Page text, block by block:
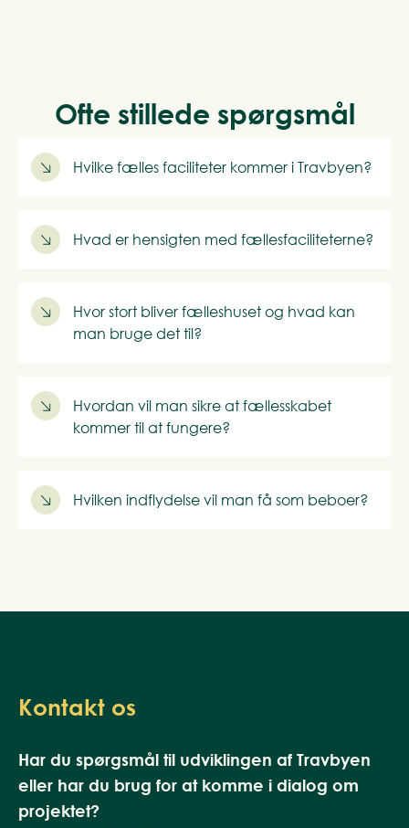
Ofte stillede spørgsmål
Hvilke fælles faciliteter kommer i Travbyen?
Hvad er hensigten med fællesfaciliteterne?
Hvor stort bliver fælleshuset og hvad kan
man bruge det til?
Hvordan vil man sikre at fællesskabet
kommer til at fungere?
Hvilken indflydelse vil man få som beboer?
Kontakt os
Har du spørgsmål til udviklingen af Travbyen
eller har du brug for at komme i dialog om
projektet?